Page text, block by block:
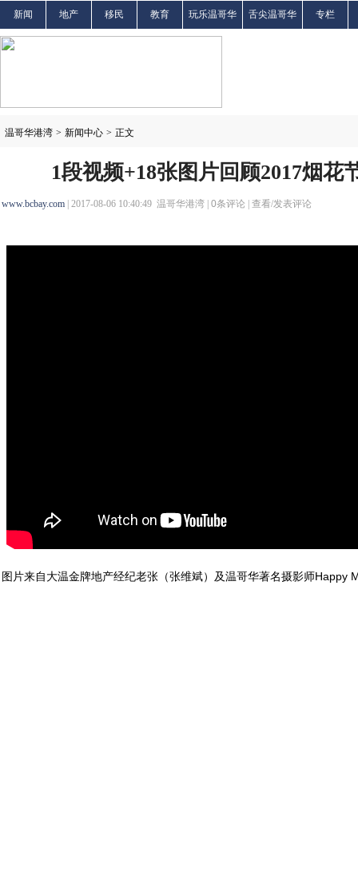
新闻 地产 移民 教育 玩乐温哥华 舌尖温哥华 专栏
温哥华港湾 > 新闻中心 > 正文
1段视频+18张图片回顾2017烟花
www.bcbay.com | 2017-08-06 10:40:49 温哥华港湾 | 0条评论 | 查看/发表评论
图片来自大温金牌地产经纪老张（张维斌）及温哥华著名摄影师Happy